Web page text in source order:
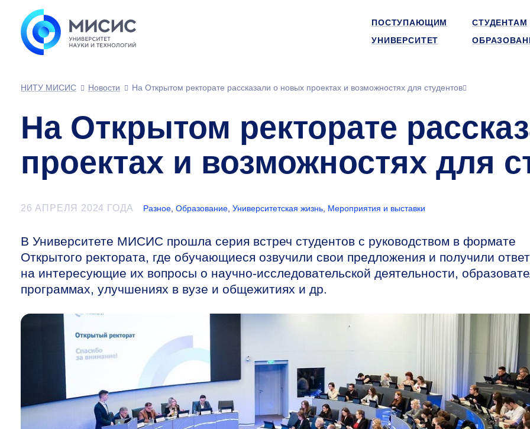
ПОСТУПАЮЩИМ СТУДЕНТАМ
УНИВЕРСИТЕТ
НИТУ МИСИС
Новости На Открытом ректорате рассказали о новых проектах и возможностях для студентов
На Открытом ректорате
проектах и возможностях для
26 АПРЕЛЯ 2024 ГОДА Разное ,Образование ,Университетская жизнь Мероприятия и выставки
В Университете МИСИС прошла серия встреч студентов с руководством в формате
Открытого ректората, где обучающиеся озвучили свои предложения и получили
на интересующие их вопросы о научно-исследовательской деятельности,
программах, улучшениях в вузе и общежитиях и др.